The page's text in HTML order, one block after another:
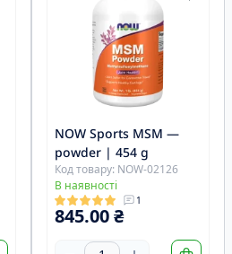
NOW Sports MSM —
powder | 454 g
Код товару: NOW-02126
В наявності
1
845.00 ₴